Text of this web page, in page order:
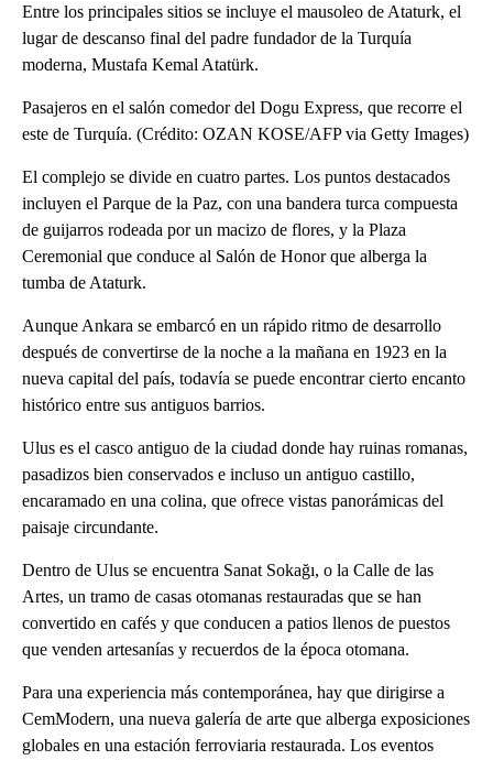
Entre los principales sitios se incluye el mausoleo de Ataturk, el
lugar de descanso final del padre fundador de la Turquía
moderna, Mustafa Kemal Atatürk.
Pasajeros en el salón comedor del Dogu Express, que recorre el
este de Turquía. (Crédito: OZAN KOSE/AFP via Getty Images)
El complejo se divide en cuatro partes. Los puntos destacados
incluyen el Parque de la Paz, con una bandera turca compuesta
de guijarros rodeada por un macizo de flores, y la Plaza
Ceremonial que conduce al Salón de Honor que alberga la
tumba de Ataturk.
Aunque Ankara se embarcó en un rápido ritmo de desarrollo
después de convertirse de la noche a la mañana en 1923 en la
nueva capital del país, todavía se puede encontrar cierto encanto
histórico entre sus antiguos barrios.
Ulus es el casco antiguo de la ciudad donde hay ruinas romanas,
pasadizos bien conservados e incluso un antiguo castillo,
encaramado en una colina, que ofrece vistas panorámicas del
paisaje circundante.
Dentro de Ulus se encuentra Sanat Sokağı, o la Calle de las
Artes, un tramo de casas otomanas restauradas que se han
convertido en cafés y que conducen a patios llenos de puestos
que venden artesanías y recuerdos de la época otomana.
Para una experiencia más contemporánea, hay que dirigirse a
CemModern, una nueva galería de arte que alberga exposiciones
globales en una estación ferroviaria restaurada. Los eventos